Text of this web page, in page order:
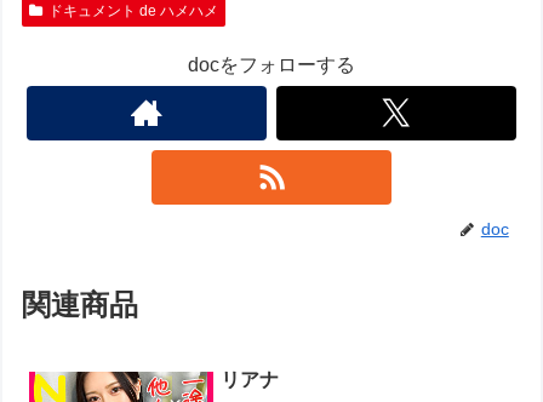
ドキュメント de ハメハメ
docをフォローする
doc
関連商品
リアナ